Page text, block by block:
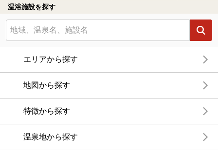
温浴施設を探す
エリアから探す
地図から探す
特徴から探す
温泉地から探す